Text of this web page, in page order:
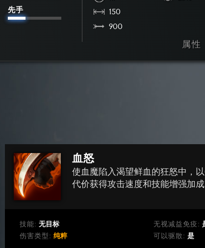
先手
150
900
属性
血怒
使血魔陷入渴望鲜血的狂怒中，
代价获得攻击速度和技能增强加成
技能: 无目标
伤害类型: 纯粹
无视减益免疫:
可以驱散: 是